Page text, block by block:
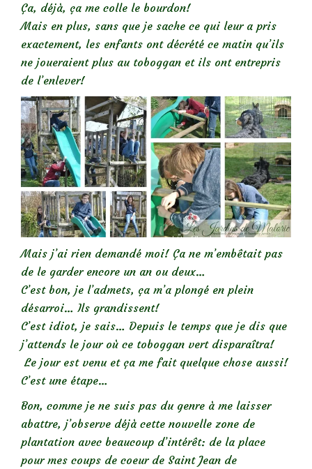
Ça, déjà, ça me colle le bourdon!
Mais en plus, sans que je sache ce qui leur a pris
exactement, les enfants ont décrété ce matin qu’ils
ne joueraient plus au toboggan et ils ont entrepris
de l’enlever!
Mais j’ai rien demandé moi! Ça ne m’embêtait pas
de le garder encore un an ou deux…
C’est bon, je l’admets, ça m’a plongé en plein
désarroi… Ils grandissent!
C’est idiot, je sais… Depuis le temps que je dis que
j’attends le jour où ce toboggan vert disparaîtra!
Le jour est venu et ça me fait quelque chose aussi!
C’est une étape…
Bon, comme je ne suis pas du genre à me laisser
abattre, j’observe déjà cette nouvelle zone de
plantation avec beaucoup d’intérêt: de la place
pour mes coups de coeur de Saint Jean de